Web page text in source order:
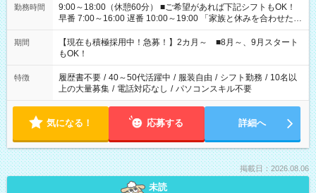
勤務時間
9:00～18:00（休憩60分） ■ご希望があれば下記シフトもOK！
早番 7:00～16:00 遅番 10:00～19:00 「家族と休みを合わせた
い」 「余裕を持って夕飯の準備がしたい」 「できれば残業はし
たくない」 など、ご希望を教えてくださいね。 ※Wワーク希望
の方へ 今ご覧のお仕事で希望する勤務時間と、もう1つのお仕事
の勤務時間。 合計で週40時間を超える場合は応募できません。
期間
【現在も積極採用中！急募！】2カ月～ ■8月～、9月スタート
もOK！
特徴 履歴書不要 / 40～50代活躍中 / 服装自由 / シフト勤務 / 10名以
上の大量募集 / 電話対応なし / パソコンスキル不要
気になる！ 応募する 詳細へ
掲載日：2026.08.06
未読